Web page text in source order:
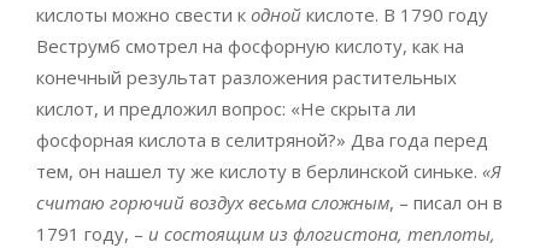
кислоты можно свести к одной кислоте. В 1790 году
Веструмб смотрел на фосфорную кислоту, как на
конечный результат разложения растительных
кислот, и предложил вопрос: «Не скрыта ли
фосфорная кислота в селитряной?» Два года перед
тем, он нашел ту же кислоту в берлинской синьке. «Я
считаю горючий воздух весьма сложным, – писал он в
1791 году, – и состоящим из флогистона, теплоты,